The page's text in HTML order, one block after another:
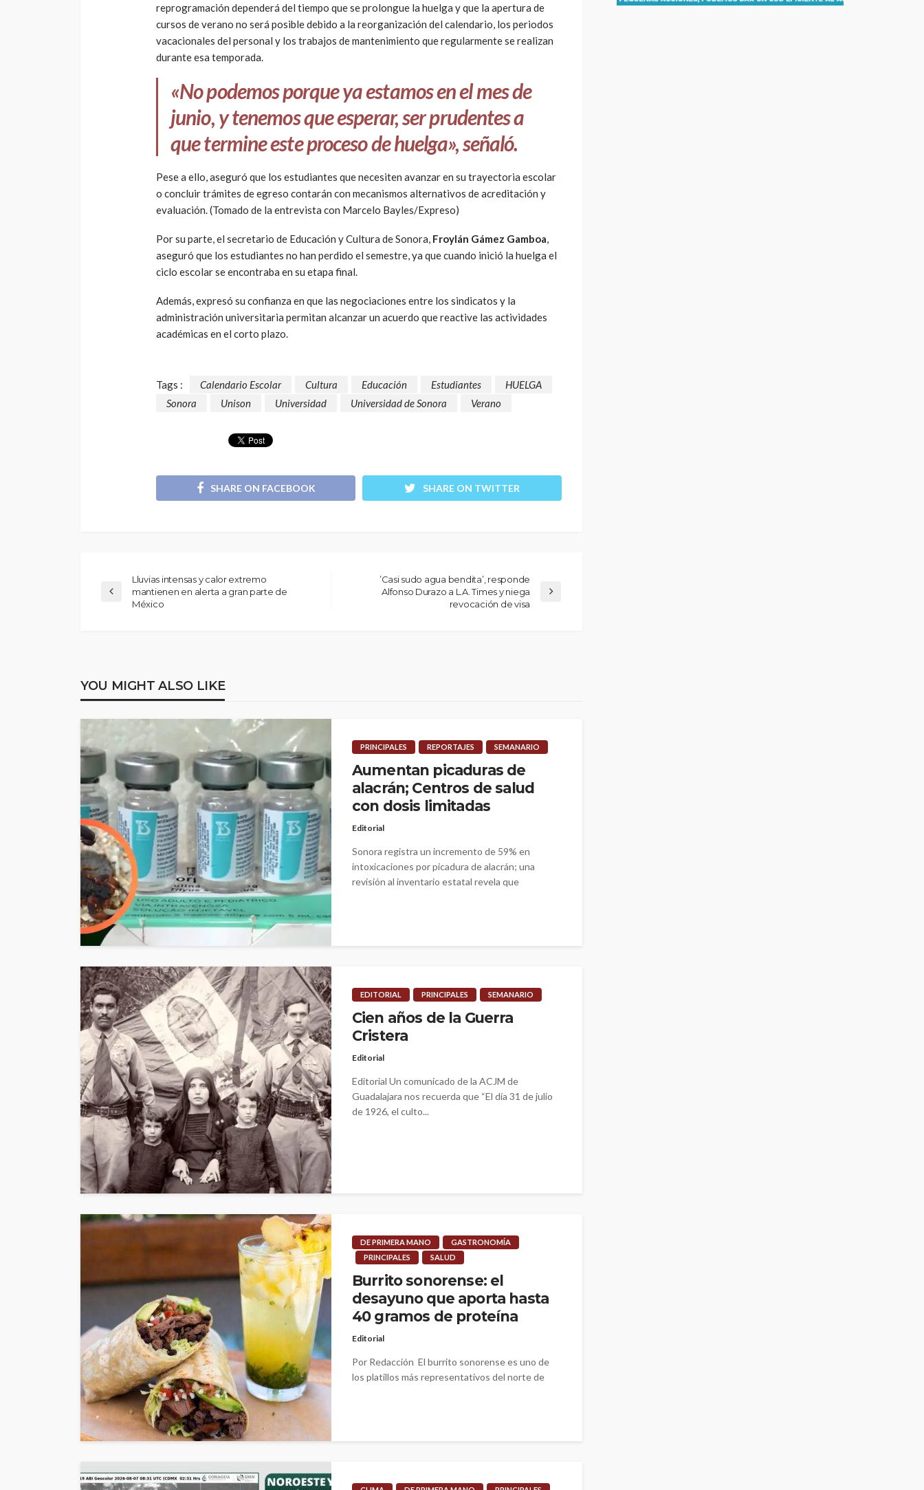
reprogramación dependerá del tiempo que se prolongue la huelga y que la apertura de
cursos de verano no será posible debido a la reorganización del calendario, los periodos
vacacionales del personal y los trabajos de mantenimiento que regularmente se realizan
durante esa temporada.
«No podemos porque ya estamos en el mes de
junio, y tenemos que esperar, ser prudentes a
que termine este proceso de huelga», señaló.
Pese a ello, aseguró que los estudiantes que necesiten avanzar en su trayectoria escolar
o concluir trámites de egreso contarán con mecanismos alternativos de acreditación y
evaluación. (Tomado de la entrevista con Marcelo Bayles/Expreso)
Por su parte, el secretario de Educación y Cultura de Sonora, Froylán Gámez Gamboa,
aseguró que los estudiantes no han perdido el semestre, ya que cuando inició la huelga el
ciclo escolar se encontraba en su etapa final.
Además, expresó su confianza en que las negociaciones entre los sindicatos y la
administración universitaria permitan alcanzar un acuerdo que reactive las actividades
académicas en el corto plazo.
Tags : Calendario Escolar Cultura Educación Estudiantes
HUELGA
Sonora
Unison Universidad Universidad de Sonora Verano
SHARE ON FACEBOOK SHARE ON TWITTER
Lluvias intensas y calor extremo
mantienen en alerta a gran parte de
México
’Casi sudo agua bendita’, responde
Alfonso Durazo a L.A. Times y niega
revocación de visa
YOU MIGHT ALSO LIKE
PRINCIPALES REPORTAJES SEMANARIO
Aumentan picaduras de
alacrán; Centros de salud
con dosis limitadas
Editorial
Sonora registra un incremento de 59% en
intoxicaciones por picadura de alacrán; una
revisión al inventario estatal revela que
EDITORIAL PRINCIPALES SEMANARIO
Cien años de la Guerra
Cristera
Editorial
Editorial Un comunicado de la ACJM de
Guadalajara nos recuerda que “El día 31 de julio
de 1926, el culto...
DE PRIMERA MANO
GASTRONOMÍA
PRINCIPALES
SALUD
Burrito sonorense: el
desayuno que aporta hasta
40 gramos de proteína
Editorial
Por Redacción El burrito sonorense es uno de
los platillos más representativos del norte de